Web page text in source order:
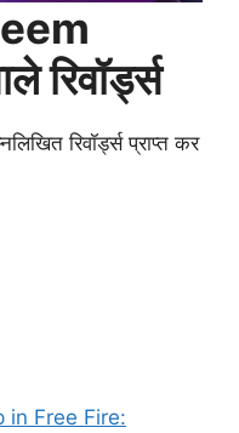
रिवॉर्ड्स
रिवॉर्ड्स प्राप्त कर
in Free Fire: